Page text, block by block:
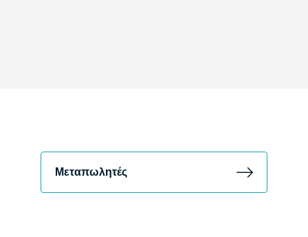
Μεταπωλητές